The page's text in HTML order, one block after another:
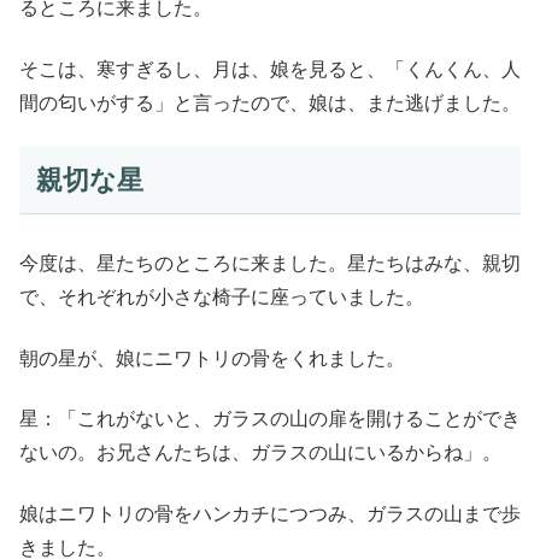
るところに来ました。
そこは、寒すぎるし、月は、娘を見ると、「くんくん、人
間の匂いがする」と言ったので、娘は、また逃げました。
親切な星
今度は、星たちのところに来ました。星たちはみな、親切
で、それぞれが小さな椅子に座っていました。
朝の星が、娘にニワトリの骨をくれました。
星：「これがないと、ガラスの山の扉を開けることができ
ないの。お兄さんたちは、ガラスの山にいるからね」。
娘はニワトリの骨をハンカチにつつみ、ガラスの山まで歩
きました。